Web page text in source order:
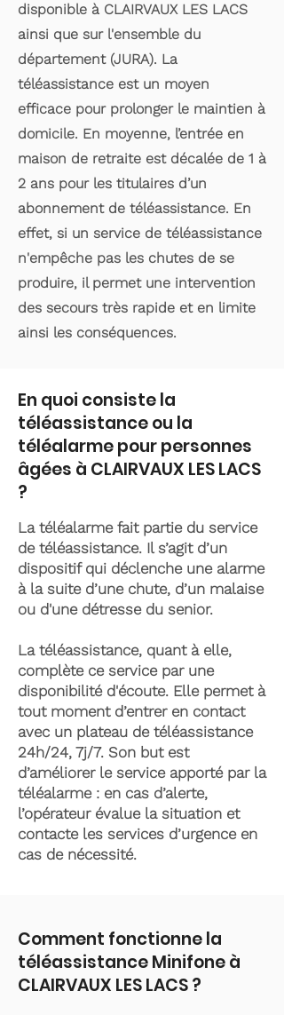
disponible à CLAIRVAUX LES LACS
ainsi que sur l'ensemble du
département (JURA). La
téléassistance est un moyen
efficace pour prolonger le maintien à
domicile. En moyenne, l’entrée en
maison de retraite est décalée de 1 à
2 ans pour les titulaires d’un
abonnement de téléassistance. En
effet, si un service de téléassistance
n'empêche pas les chutes de se
produire, il permet une intervention
des secours très rapide et en limite
ainsi les conséquences.
En quoi consiste la
téléassistance ou la
téléalarme pour personnes
âgées à CLAIRVAUX LES LACS
?
La téléalarme fait partie du service
de téléassistance. Il s’agit d’un
dispositif qui déclenche une alarme
à la suite d’une chute, d’un malaise
ou d'une détresse du senior.
La téléassistance, quant à elle,
complète ce service par une
disponibilité d'écoute. Elle permet à
tout moment d’entrer en contact
avec un plateau de téléassistance
24h/24, 7j/7. Son but est
d’améliorer le service apporté par la
téléalarme : en cas d’alerte,
l’opérateur évalue la situation et
contacte les services d’urgence en
cas de nécessité.
Comment fonctionne la
téléassistance Minifone à
CLAIRVAUX LES LACS ?